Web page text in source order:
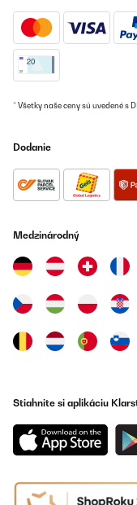
* Všetky naše ceny sú uvedené s
Dodanie
Medzinárodný
Stiahnite si aplikáciu